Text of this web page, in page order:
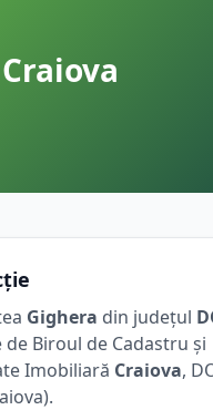
Craiova
Gighera din județul
Biroul de Cadastru și
Imobiliară Craiova,
).